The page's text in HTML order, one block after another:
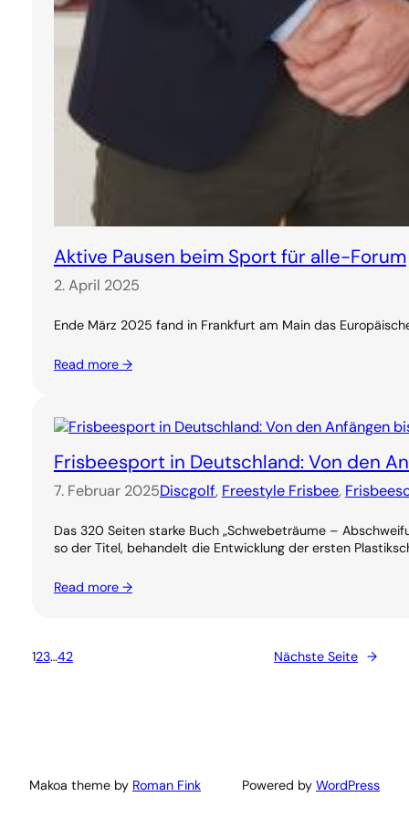
Aktive Pausen beim Sport für alle-Forum
2. April 2025
Ende März 2025 fand in Frankfurt am Main das
Read more →
Frisbeesport in Deutschland: Von den
7. Februar 2025Discgolf, Freestyle Frisbee,
Das 320 Seiten starke Buch „Schwebeträume –
so der Titel, behandelt die Entwicklung der ersten
Read more →
123…42 Nächste Seite →
Makoa theme by Roman Fink Powered by WordPress